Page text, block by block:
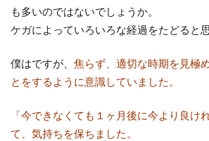
も多いのではないでしょうか。
ケガによっていろいろな経過をたどると思
僕はですが、 焦らず、適切な時期を見極
とをするように意識していました。
「今できなくても１ヶ月後に今より良け
て、気持ちを保ちました。